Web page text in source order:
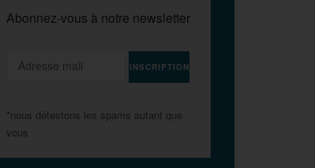
Abonnez-vous à notre newsletter
*nous détestons les spams autant que
vous